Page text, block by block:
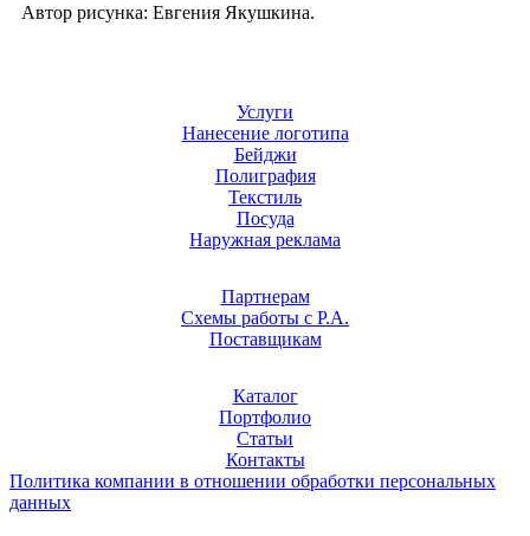
Автор рисунка: Евгения Якушкина.
Услуги
Нанесение логотипа
Бейджи
Полиграфия
Текстиль
Посуда
Наружная реклама
Партнерам
Схемы работы с Р.А.
Поставщикам
Каталог
Портфолио
Статьи
Контакты
Политика компании в отношении обработки персональных
данных